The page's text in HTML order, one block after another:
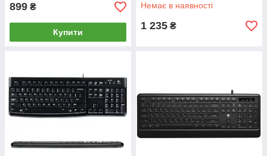
899 ₴
Купити
Немає в наявності
1 235 ₴